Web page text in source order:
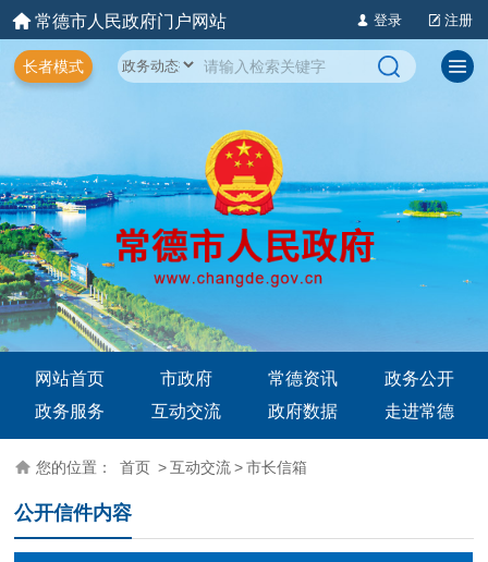
常德市人民政府门户网站 登录 注册
长者模式
网站首页 市政府 常德资讯
政务公开
政务服务
互动交流 政府数据 走进常德
您的位置： 首页 > 互动交流 > 市长信箱
公开信件内容